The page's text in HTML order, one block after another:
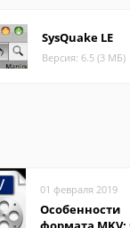
SysQuake LE
Версия: 6.5 (3 МБ)
01 февраля 2019
Особенности